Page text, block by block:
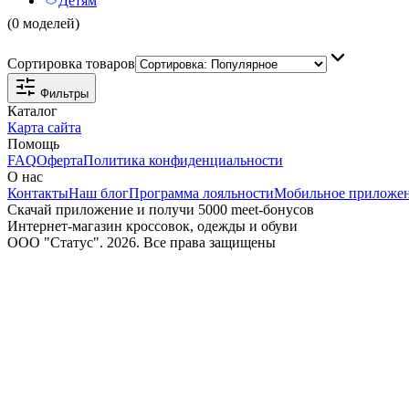
(0 моделей)
Сортировка товаров
Фильтры
Каталог
Карта сайта
Помощь
FAQОфертаПолитика конфиденциальности
О нас
КонтактыНаш блогПрограмма лояльностиМобильное
Скачай приложение и получи 5000 meet-бонусов
Интернет-магазин кроссовок, одежды и обуви
ООО "Статус". 2026. Все права защищены